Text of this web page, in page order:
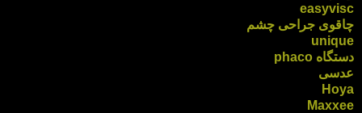
easyvisc
چاقوی جراحی چشم
unique
دستگاه phaco
عدسی
Hoya
Maxxee